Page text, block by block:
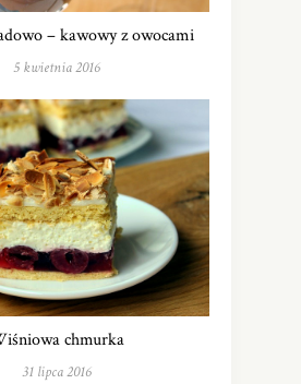
– kawowy z owocami
5 kwietnia 2016
chmurka
31 lipca 2016